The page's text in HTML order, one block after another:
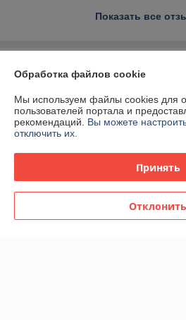
Показать все
Контакты
Доставка и оплата
Полная версия сайта
Обработка файлов cookie
Мы используем файлы cookies для
пользователей портала и
рекомендаций. Вы можете
отключить их.
Принять
Отклонить